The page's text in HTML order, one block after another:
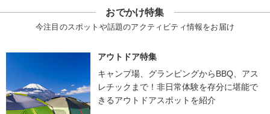
おでかけ特集
今注目のスポットや話題のアクティビティ情報をお届け
アウトドア特集
キャンプ場、グランピングからBBQ、アス
レチックまで！非日常体験を存分に堪能で
きるアウトドアスポットを紹介